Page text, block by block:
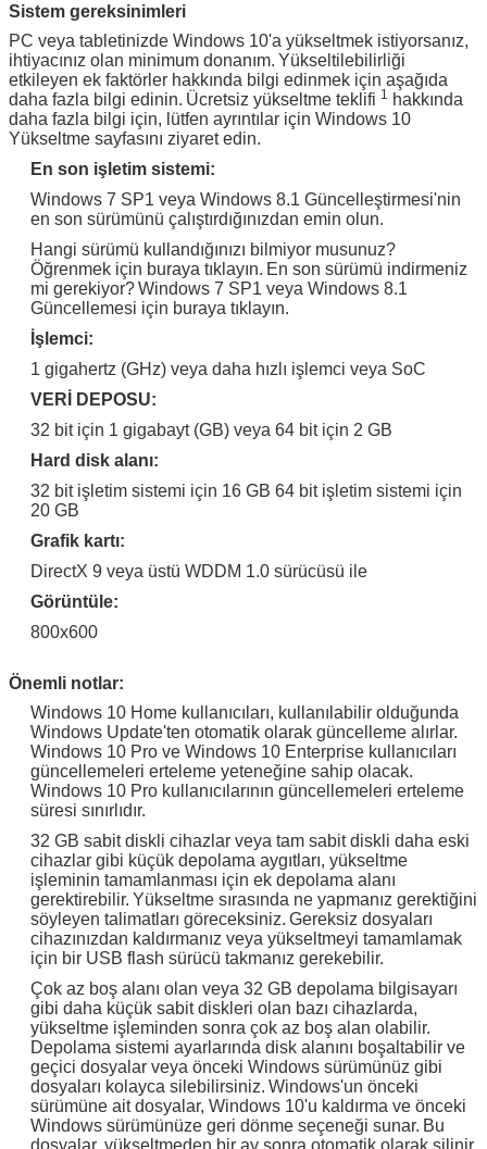
Windows Server 2008 Std
Perakende Sürümü / Arapça
/ İspanyolca / Diğer
Standart Perakende Sürüm /
PKC / USB / OEM / COA Etiket
Windows Server 2008 R2
OEM Sürümü / Arapça /
İspanyolca / Diğer
Adobe Photoshop CS6
Standart Perakende Sürüm /
PKC / USB / OEM / COA Etiket
Windows Server 2008 R2
Perakende Sürümü / Arapça
/ İspanyolca / Diğer
Adobe Photoshop CS6
SQL Server 2008 R2
Perakende Sürümü / Arapça
/ İspanyolca / Diğer
Adobe Photoshop CS6
Standart Perakende Sürüm /
PKC / USB / OEM / COA Etiket
Windows Server 2008
Enterprise Perakende
Sürümü / Arapça / İspanyolca
Adobe Photoshop CS6
Standart Perakende Sürüm /
PKC / USB / OEM / COA Etiket
Windows Server 2012 Std
Perakende Sürümü / Arapça
/ İspanyolca / Diğer
Standart Perakende Sürüm /
PKC / USB / OEM / COA Etiket
Windows Server 2012 Std
Perakende Sürümü / Arapça
/ İspanyolca / Diğer
Standart Perakende Sürüm /
PKC / USB / OEM / COA Etiket
Sistem gereksinimleri
PC veya tabletinizde Windows 10'a yükseltmek istiyorsanız,
ihtiyacınız olan minimum donanım. Yükseltilebilirliği
etkileyen ek faktörler hakkında bilgi edinmek için aşağıda
daha fazla bilgi edinin. Ücretsiz yükseltme teklifi 1 hakkında
daha fazla bilgi için, lütfen ayrıntılar için Windows 10
Yükseltme sayfasını ziyaret edin.
En son işletim sistemi:
Windows 7 SP1 veya Windows 8.1 Güncelleştirmesi'nin
en son sürümünü çalıştırdığınızdan emin olun.
Hangi sürümü kullandığınızı bilmiyor musunuz?
Öğrenmek için buraya tıklayın. En son sürümü indirmeniz
mi gerekiyor?Windows 7 SP1 veya Windows 8.1
Güncellemesi için buraya tıklayın.
İşlemci:
1 gigahertz (GHz) veya daha hızlı işlemci veya SoC
VERİ DEPOSU:
32 bit için 1 gigabayt (GB) veya 64 bit için 2 GB
Hard disk alanı:
32 bit işletim sistemi için 16 GB 64 bit işletim sistemi için
20 GB
Grafik kartı:
DirectX 9 veya üstü WDDM 1.0 sürücüsü ile
Görüntüle:
800x600
Önemli notlar:
Windows 10 Home kullanıcıları, kullanılabilir olduğunda
Windows Update'ten otomatik olarak güncelleme alırlar.
Windows 10 Pro ve Windows 10 Enterprise kullanıcıları
güncellemeleri erteleme yeteneğine sahip olacak.
Windows 10 Pro kullanıcılarının güncellemeleri erteleme
süresi sınırlıdır.
32 GB sabit diskli cihazlar veya tam sabit diskli daha eski
cihazlar gibi küçük depolama aygıtları, yükseltme
işleminin tamamlanması için ek depolama alanı
gerektirebilir. Yükseltme sırasında ne yapmanız gerektiğini
söyleyen talimatları göreceksiniz. Gereksiz dosyaları
cihazınızdan kaldırmanız veya yükseltmeyi tamamlamak
için bir USB flash sürücü takmanız gerekebilir.
Çok az boş alanı olan veya 32 GB depolama bilgisayarı
gibi daha küçük sabit diskleri olan bazı cihazlarda,
yükseltme işleminden sonra çok az boş alan olabilir.
Depolama sistemi ayarlarında disk alanını boşaltabilir ve
geçici dosyalar veya önceki Windows sürümünüz gibi
dosyaları kolayca silebilirsiniz. Windows'un önceki
sürümüne ait dosyalar, Windows 10'u kaldırma ve önceki
Windows sürümünüze geri dönme seçeneği sunar. Bu
dosyalar, yükseltmeden bir ay sonra otomatik olarak silinir.